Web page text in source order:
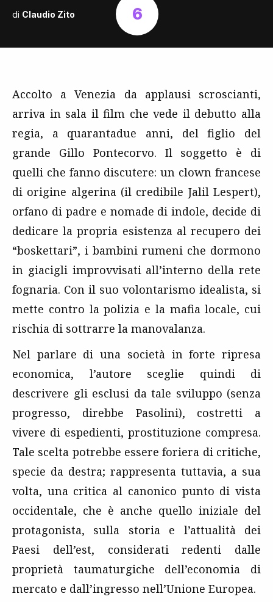
di Claudio Zito 6
Accolto a Venezia da applausi scroscianti,
arriva in sala il film che vede il debutto alla
regia, a quarantadue anni, del figlio del
grande Gillo Pontecorvo. Il soggetto è di
quelli che fanno discutere: un clown francese
di origine algerina (il credibile Jalil Lespert),
orfano di padre e nomade di indole, decide di
dedicare la propria esistenza al recupero dei
“boskettari”, i bambini rumeni che dormono
in giacigli improvvisati all’interno della rete
fognaria. Con il suo volontarismo idealista, si
mette contro la polizia e la mafia locale, cui
rischia di sottrarre la manovalanza.
Nel parlare di una società in forte ripresa
economica, l’autore sceglie quindi di
descrivere gli esclusi da tale sviluppo (senza
progresso, direbbe Pasolini), costretti a
vivere di espedienti, prostituzione compresa.
Tale scelta potrebbe essere foriera di critiche,
specie da destra; rappresenta tuttavia, a sua
volta, una critica al canonico punto di vista
occidentale, che è anche quello iniziale del
protagonista, sulla storia e l’attualità dei
Paesi dell’est, considerati redenti dalle
proprietà taumaturgiche dell’economia di
mercato e dall’ingresso nell’Unione Europea.